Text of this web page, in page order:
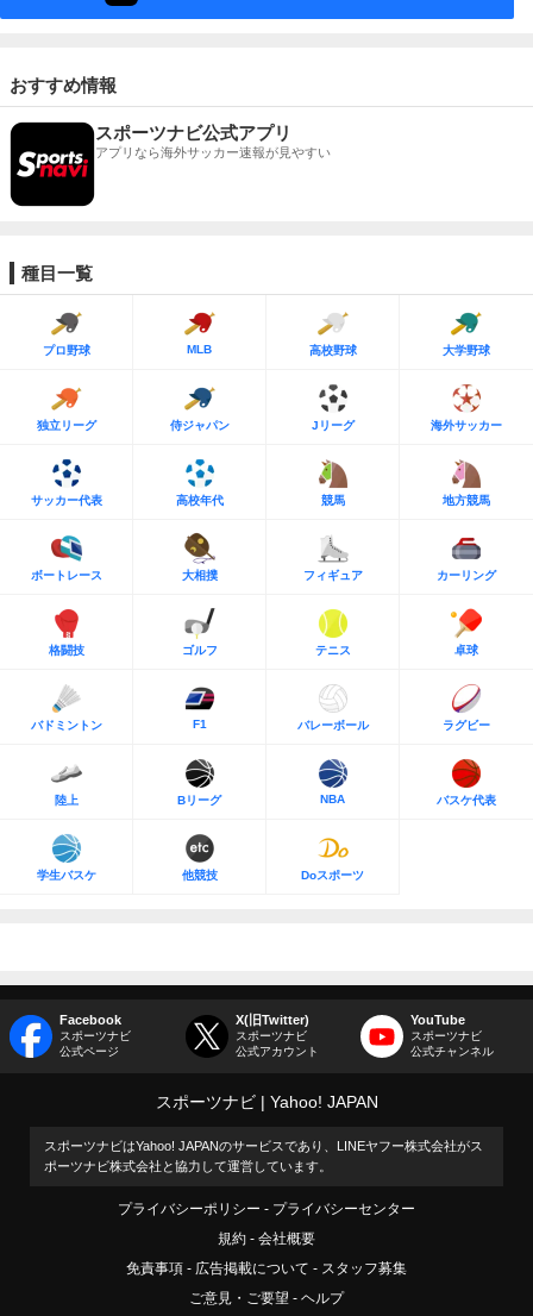
おすすめ情報
スポーツナビ公式アプリ
アプリなら海外サッカー速報が見やすい
種目一覧
プロ野球 MLB 高校野球 大学野球
独立リーグ 侍ジャパン Jリーグ 海外サッカー
サッカー代表 高校年代 競馬 地方競馬
ボートレース 大相撲 フィギュア カーリング
格闘技 ゴルフ テニス 卓球
バドミントン F1 バレーボール ラグビー
陸上 Bリーグ NBA バスケ代表
学生バスケ 他競技 Doスポーツ
Facebook
スポーツナビ
公式ページ
X(旧Twitter)
スポーツナビ
公式アカウント
YouTube
スポーツナビ
公式チャンネル
スポーツナビ Yahoo! JAPAN
スポーツナビはYahoo! JAPANのサービスであり、LINEヤフー株式会社がス
ポーツナビ株式会社と協力して運営しています。
プライバシーポリシー
プライバシーセンター
規約
会社概要
免責事項
広告掲載について
スタッフ募集
ご意見・ご要望
ヘルプ